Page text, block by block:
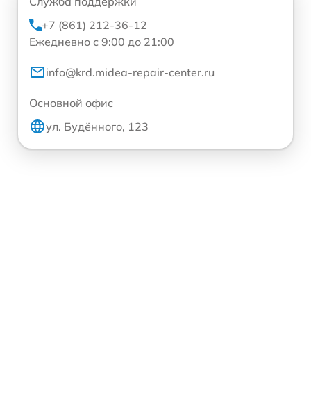
+7 (861) 212-36-12
Ежедневно с 9:00 до 21:00
info@krd.midea-repair-center.ru
Основной офис
ул. Будённого, 123